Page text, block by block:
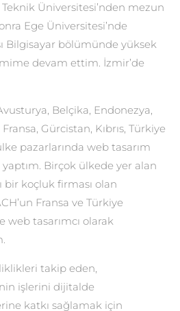
Üniversitesi’nden mezun
Ege Üniversitesi’nde
Bilgisayar bölümünde yüksek
devam ettim. İzmir’de
Belçika, Endonezya,
Gürcistan, Kıbrıs, Türkiye
pazarlarında web tasarım
yaptım. Birçok ülkede yer alan
bir koçluk firması olan
Fransa ve Türkiye
web tasarımcı olarak
takip eden,
işlerini dijitalde
katkı sağlamak için